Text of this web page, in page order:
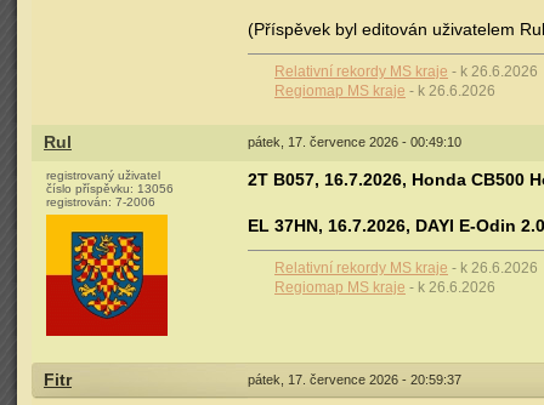
(Příspěvek byl editován uživatelem
Relativní rekordy MS kraje - k 26.6.2026
Regiomap MS kraje - k 26.6.2026
Rul pátek, 17. července 2026 - 00:49:10
registrovaný uživatel
číslo příspěvku: 13056
registrován: 7-2006
2T B057, 16.7.2026, Honda CB500
EL 37HN, 16.7.2026, DAYI E-Odin
Relativní rekordy MS kraje - k 26.6.2026
Regiomap MS kraje - k 26.6.2026
Fitr pátek, 17. července 2026 - 20:59:37